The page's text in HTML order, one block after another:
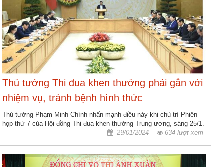
thưởng
Các
kỳ
Đại
hội
TĐYN
toàn
quốc
Hoạt
động
Điển
Thủ tướng Thi đua khen thưởng phải gắn với
nhiệm vụ, tránh bệnh hình thức
Thủ tướng Phạm Minh Chính nhấn mạnh điều này khi chủ trì Phiên
họp thứ 7 của Hội đồng Thi đua khen thưởng Trung ương, sáng 25/1.
29/01/2024
634 lượt xem